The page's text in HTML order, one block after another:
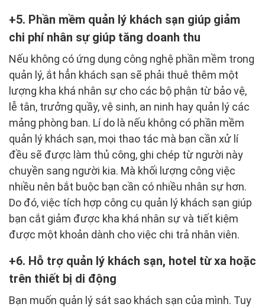
5. Phần mềm quản lý khách sạn giúp giảm
chi phí nhân sự giúp tăng doanh thu
Nếu không có ứng dụng công nghệ phần mềm trong
quản lý, ắt hẳn khách sạn sẽ phải thuê thêm một
lượng kha khá nhân sự cho các bộ phận từ bảo vệ,
lễ tân, trưởng quầy, vệ sinh, an ninh hay quản lý các
mảng phòng ban. Lí do là nếu không có phần mềm
quản lý khách sạn, mọi thao tác mà bạn cần xử lí
đều sẽ được làm thủ công, ghi chép từ người này
chuyền sang người kia. Mà khối lượng công việc
nhiều nên bắt buộc bạn cần có nhiều nhân sự hơn.
Do đó, việc tích hợp công cụ quản lý khách sạn giúp
bạn cắt giảm được kha khá nhân sự và tiết kiệm
được một khoản dành cho việc chi trả nhân viên.
6. Hỗ trợ quản lý khách sạn, hotel từ xa hoặc
trên thiết bị di động
Bạn muốn quản lý sát sao khách sạn của mình. Tuy